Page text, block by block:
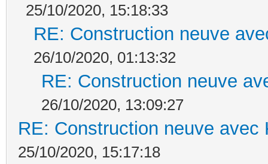
25/10/2020, 15:18:33
RE: Construction neuve
26/10/2020, 01:13:32
RE: Construction neuve
26/10/2020, 13:09:27
RE: Construction neuve avec
25/10/2020, 15:17:18